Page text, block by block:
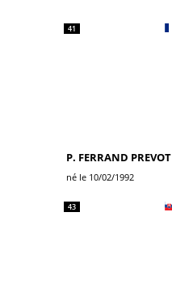
41
P. FERRAND PREVOT
né le 10/02/1992
43